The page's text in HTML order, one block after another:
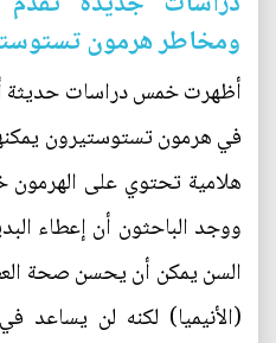
ومخاطر هرمون
أظهرت خمس دراسات حديثة
في هرمون تستوستيرون
هلامية تحتوي على الهرمون
ووجد الباحثون أن إعطاء
السن يمكن أن يحسن صحة
(الأنيميا) لكنه لن يساعد